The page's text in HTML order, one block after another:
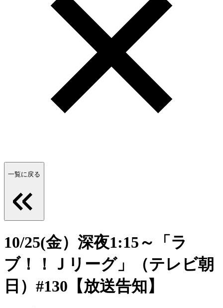
一覧に戻る
10/25(金）深夜1:15～「ラ
ブ！！Ｊリーグ」（テレビ朝
日）#130【放送告知】